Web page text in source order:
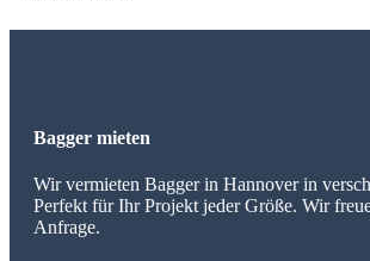
Bagger mieten
Wir vermieten Bagger in Hannover in
Perfekt für Ihr Projekt jeder Größe. Wir
Anfrage.